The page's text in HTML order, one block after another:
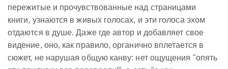
пережитые и прочувствованные над страницами
книги, узнаются в живых голосах, и эти голоса эхом
отдаются в душе. Даже где автор и добавляет свое
видение, оно, как правило, органично вплетается в
сюжет, не нарушая общую канву: нет ощущения "опять